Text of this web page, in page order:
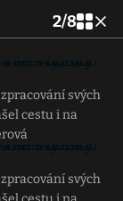
2/8
svých
cestu i na
svých